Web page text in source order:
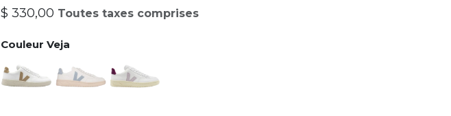
$ 330,00 Toutes taxes comprises
Couleur Veja